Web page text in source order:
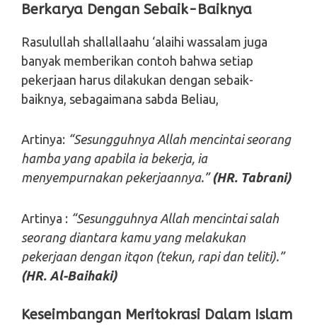
Berkarya Dengan Sebaik-Baiknya
Rasulullah shallallaahu ‘alaihi wassalam juga
banyak memberikan contoh bahwa setiap
pekerjaan harus dilakukan dengan sebaik-
baiknya, sebagaimana sabda Beliau,
Artinya: “Sesungguhnya Allah mencintai seorang
hamba yang apabila ia bekerja, ia
menyempurnakan pekerjaannya.”(HR. Tabrani)
Artinya : “Sesungguhnya Allah mencintai salah
seorang diantara kamu yang melakukan
pekerjaan dengan itqon (tekun, rapi dan teliti).”
(HR. Al-Baihaki)
Keseimbangan Meritokrasi Dalam Islam